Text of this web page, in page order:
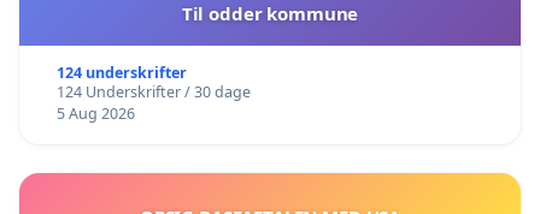
Til odder kommune
124 underskrifter
124 Underskrifter / 30 dage
5 Aug 2026